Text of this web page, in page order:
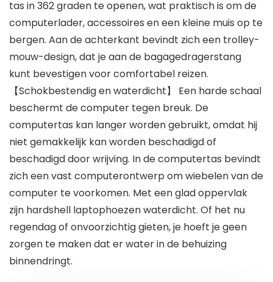
tas in 362 graden te openen, wat praktisch is om de
computerlader, accessoires en een kleine muis op te
bergen. Aan de achterkant bevindt zich een trolley-
mouw-design, dat je aan de bagagedragerstang
kunt bevestigen voor comfortabel reizen.
【Schokbestendig en waterdicht】 Een harde schaal
beschermt de computer tegen breuk. De
computertas kan langer worden gebruikt, omdat hij
niet gemakkelijk kan worden beschadigd of
beschadigd door wrijving. In de computertas bevindt
zich een vast computerontwerp om wiebelen van de
computer te voorkomen. Met een glad oppervlak
zijn hardshell laptophoezen waterdicht. Of het nu
regendag of onvoorzichtig gieten, je hoeft je geen
zorgen te maken dat er water in de behuizing
binnendringt.